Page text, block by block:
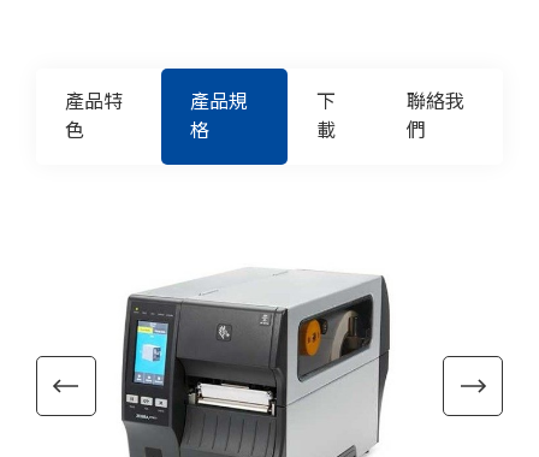
產品特
色
產品規
格
下
載
聯絡我
們